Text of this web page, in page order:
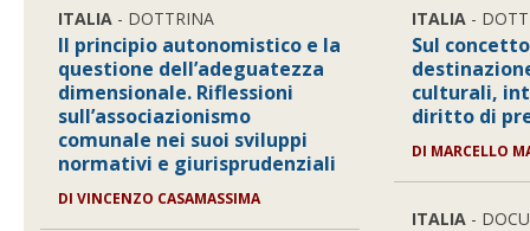
ITALIA - DOTTRINA
Il principio autonomistico e la
questione dell’adeguatezza
dimensionale. Riflessioni
sull’associazionismo
comunale nei suoi sviluppi
normativi e giurisprudenziali
DIVINCENZO CASAMASSIMA
ITALIA -
Sul
culturali,
diritto di
DI MARCELLO
ITALIA -